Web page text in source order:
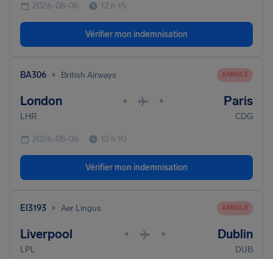
2026-08-06 12 h 15
Vérifier mon indemnisation
BA306 • British Airways ANNULÉ
London • • Paris
LHR CDG
2026-08-06 12 h 10
Vérifier mon indemnisation
EI3193 • Aer Lingus ANNULÉ
Liverpool • • Dublin
LPL DUB